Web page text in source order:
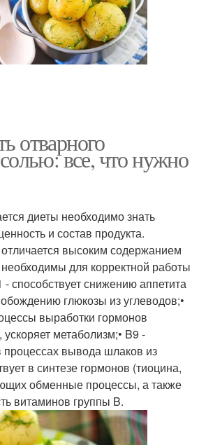
отварного
все, что нужно
диеты необходимо знать
и состав продукта.
высоким содержанием
для корректной работы
- способствует снижению аппетита
глюкозы из углеводов;•
выработки гормонов
метаболизм;• B9 -
процессах вывода шлаков из
в синтезе гормонов (тиоцина,
обменные процессы, а также
витаминов группы B.